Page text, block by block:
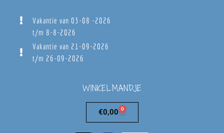
Vakantie van 03-08 -2026
t/m 8-8-2026
Vakantie van 21-09-2026
t/m 26-09-2026
WINKELMANDJE
€0,00 0